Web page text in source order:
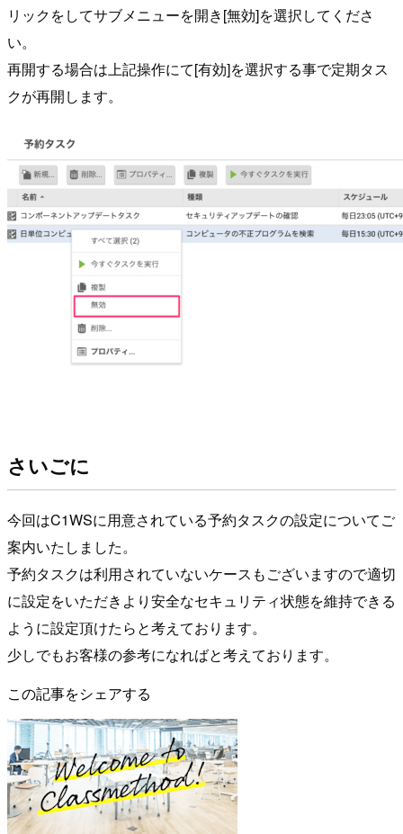
リックをしてサブメニューを開き[無効]を選択してくださ
い。
再開する場合は上記操作にて[有効]を選択する事で定期タス
クが再開します。
さいごに
今回はC1WSに用意されている予約タスクの設定についてご
案内いたしました。
予約タスクは利用されていないケースもございますので適切
に設定をいただきより安全なセキュリティ状態を維持できる
ように設定頂けたらと考えております。
少しでもお客様の参考になればと考えております。
この記事をシェアする